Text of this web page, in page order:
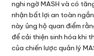
nghi ngờ MASH và có
nhận bất lợi an toàn
này ủng hộ quan điểm
để cải thiện sinh hóa khi
của chiến lược quản lý